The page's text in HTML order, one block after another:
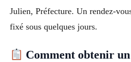
Julien, Préfecture. Un rendez-
fixé sous quelques jours.
Comment obtenir